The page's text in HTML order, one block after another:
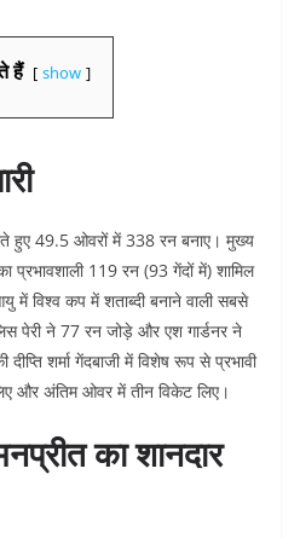
हैं show
हुए 49.5 ओवरों में 338 रन बनाए। मुख्य
प्रभावशाली 119 रन (93 गेंदों में) शामिल
में विश्व कप में शताब्दी बनाने वाली सबसे
पेरी ने 77 रन जोड़े और एश गार्डनर ने
शर्मा गेंदबाजी में विशेष रूप से प्रभावी
और अंतिम ओवर में तीन विकेट लिए।
का शानदार